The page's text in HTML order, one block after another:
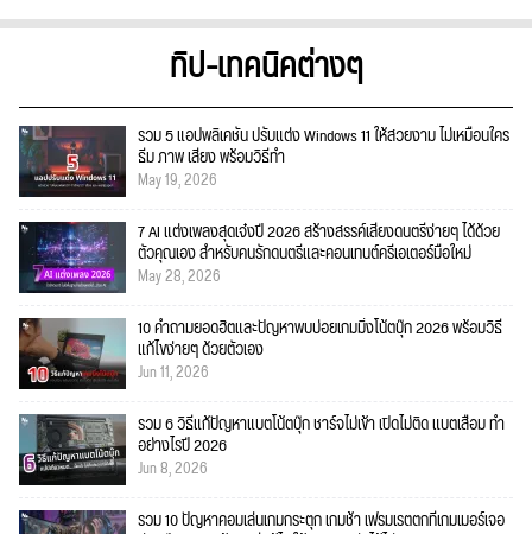
ทิป-เทคนิคต่างๆ
รวม 5 แอปพลิเคชัน ปรับแต่ง Windows 11 ให้สวยงาม ไม่เหมือนใคร
ธีม ภาพ เสียง พร้อมวิธีทำ
May 19, 2026
7 AI แต่งเพลงสุดเจ๋งปี 2026 สร้างสรรค์เสียงดนตรีง่ายๆ ได้ด้วย
ตัวคุณเอง สำหรับคนรักดนตรีและคอนเทนต์ครีเอเตอร์มือใหม่
May 28, 2026
10 คำถามยอดฮิตและปัญหาพบบ่อยเกมมิ่งโน้ตบุ๊ก 2026 พร้อมวิธี
แก้ไขง่ายๆ ด้วยตัวเอง
Jun 11, 2026
รวม 6 วิธีแก้ปัญหาแบตโน้ตบุ๊ก ชาร์จไม่เข้า เปิดไม่ติด แบตเสื่อม ทำ
อย่างไรปี 2026
Jun 8, 2026
รวม 10 ปัญหาคอมเล่นเกมกระตุก เกมช้า เฟรมเรตตกที่เกมเมอร์เจอ